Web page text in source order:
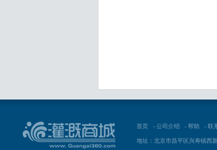
首页 - 公司介绍 - 帮助 - 联
地址：北京市昌平区兴寿镇西